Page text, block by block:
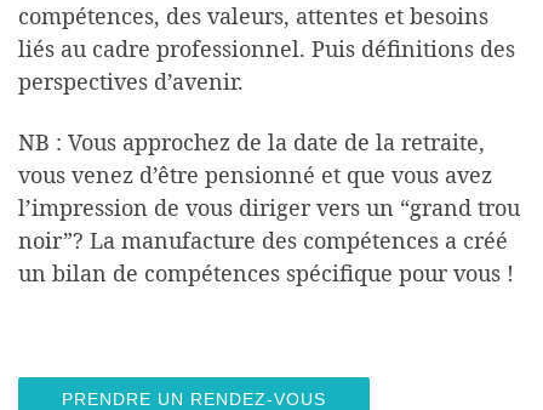
compétences, des valeurs, attentes et besoins
liés au cadre professionnel. Puis définitions des
perspectives d’avenir.
NB : Vous approchez de la date de la retraite,
vous venez d’être pensionné et que vous avez
l’impression de vous diriger vers un “grand trou
noir”? La manufacture des compétences a créé
un bilan de compétences spécifique pour vous !
PRENDRE UN RENDEZ-VOUS